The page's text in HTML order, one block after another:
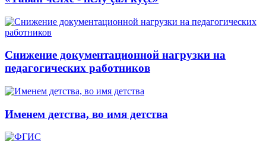
Снижение документационной нагрузки на
педагогических работников
Именем детства, во имя детства